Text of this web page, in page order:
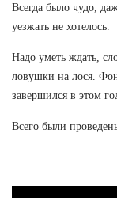
Всегда было чудо,
уезжать не хотелось.
Надо уметь ждать,
ловушки на лося.
завершился в этом
Всего были